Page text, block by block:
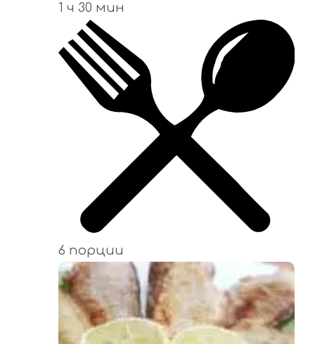
1 ч 30 мин
6 порции